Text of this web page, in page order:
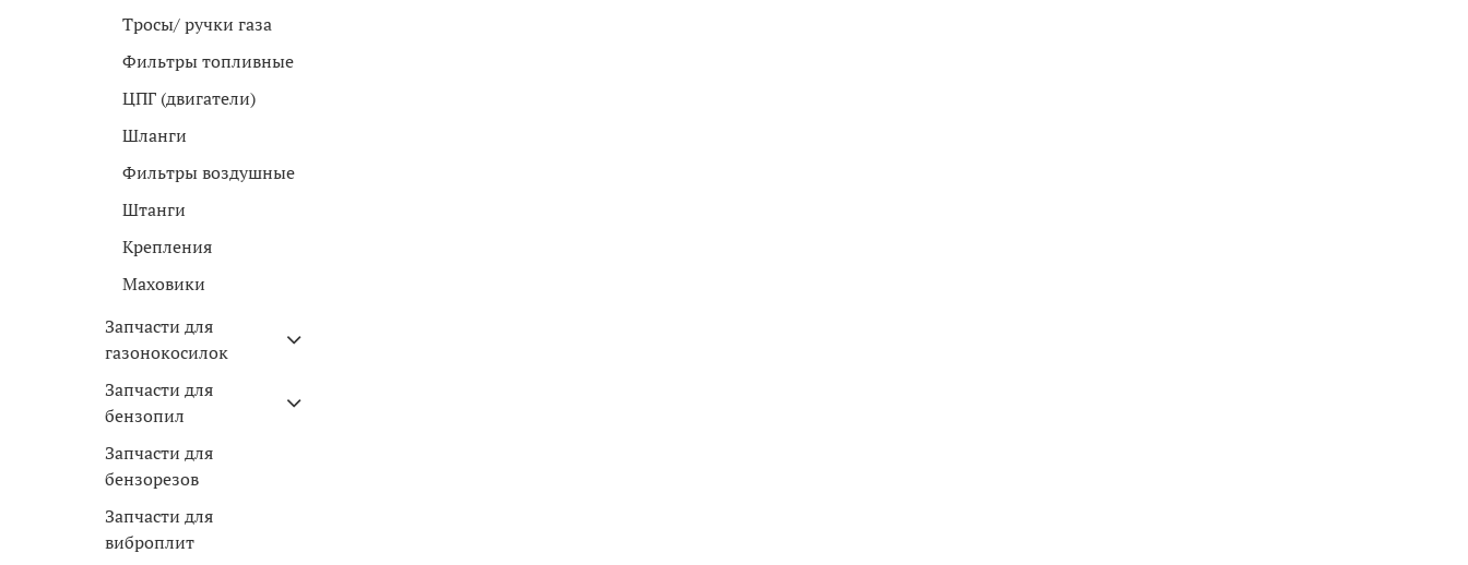
Тросы/ ручки газа
Фильтры топливные
ЦПГ (двигатели)
Шланги
Фильтры воздушные
Штанги
Крепления
Маховики
Запчасти для
газонокосилок
Запчасти для
бензопил
Запчасти для
бензорезов
Запчасти для
виброплит